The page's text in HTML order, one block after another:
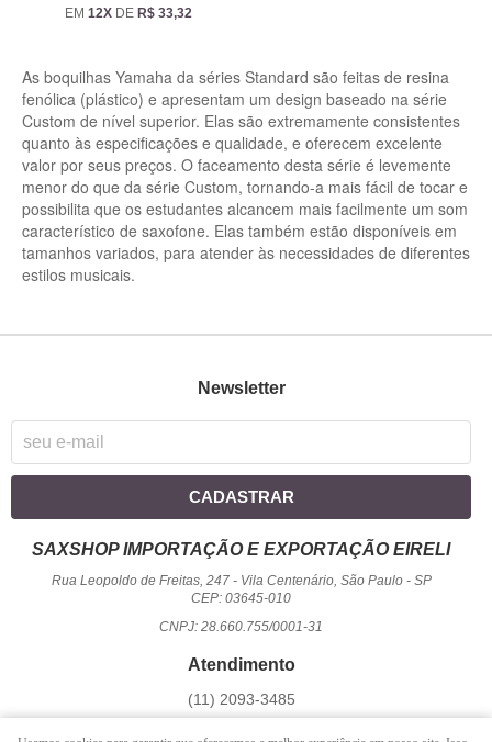
EM 12X DE R$ 33,32
As boquilhas Yamaha da séries Standard são feitas de resina
fenólica (plástico) e apresentam um design baseado na série
Custom de nível superior. Elas são extremamente consistentes
quanto às especificações e qualidade, e oferecem excelente
valor por seus preços. O faceamento desta série é levemente
menor do que da série Custom, tornando-a mais fácil de tocar e
possibilita que os estudantes alcancem mais facilmente um som
característico de saxofone. Elas também estão disponíveis em
tamanhos variados, para atender às necessidades de diferentes
estilos musicais.
Newsletter
CADASTRAR
SAXSHOP IMPORTAÇÃO E EXPORTAÇÃO EIRELI
Rua Leopoldo de Freitas, 247- Vila Centenário, São Paulo- SP
CEP: 03645-010
CNPJ: 28.660.755/0001-31
Atendimento
(11) 2093-3485